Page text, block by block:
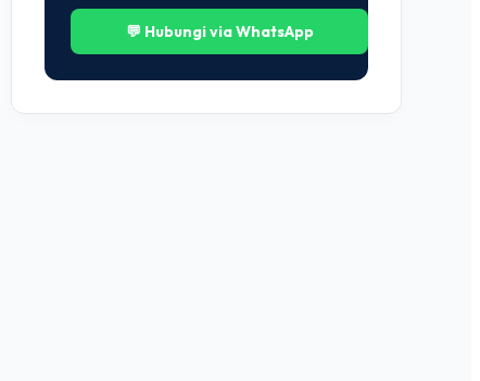
💬 Hubungi via WhatsApp